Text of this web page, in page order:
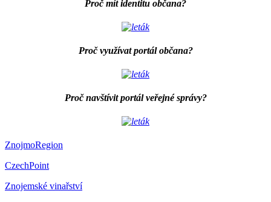
Proč mít identitu občana?
Proč využívat portál občana?
Proč navštívit portál veřejné správy?
ZnojmoRegion
CzechPoint
Znojemské vinařství